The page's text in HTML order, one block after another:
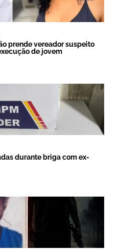
prende vereador suspeito
de jovem
durante briga com ex-